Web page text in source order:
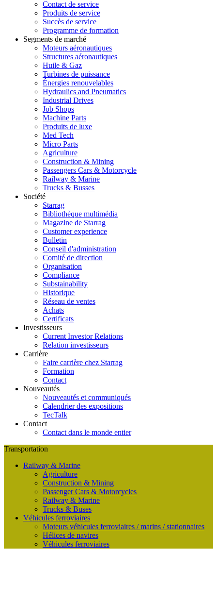
Contact de service
Produits de service
Succès de service
Programme de formation
Segments de marché
Moteurs aéronautiques
Structures aéronautiques
Huile & Gaz
Turbines de puissance
Énergies renouvelables
Hydraulics and Pneumatics
Industrial Drives
Job Shops
Machine Parts
Produits de luxe
Med Tech
Micro Parts
Agriculture
Construction & Mining
Passengers Cars & Motorcycle
Railway & Marine
Trucks & Busses
Société
Starrag
Bibliothèque multimédia
Magazine de Starrag
Customer experience
Bulletin
Conseil d'administration
Comité de direction
Organisation
Compliance
Substainability
Historique
Réseau de ventes
Achats
Certificats
Investisseurs
Current Investor Relations
Relation investisseurs
Carrière
Faire carrière chez Starrag
Formation
Contact
Nouveautés
Nouveautés et communiqués
Calendrier des expositions
TecTalk
Contact
Contact dans le monde entier
Transportation
Railway & Marine
Agriculture
Construction & Mining
Passenger Cars & Motorcycles
Railway & Marine
Trucks & Buses
Véhicules ferroviaires
Moteurs véhicules ferroviaires / marins / stationnaires
Hélices de navires
Véhicules ferroviaires